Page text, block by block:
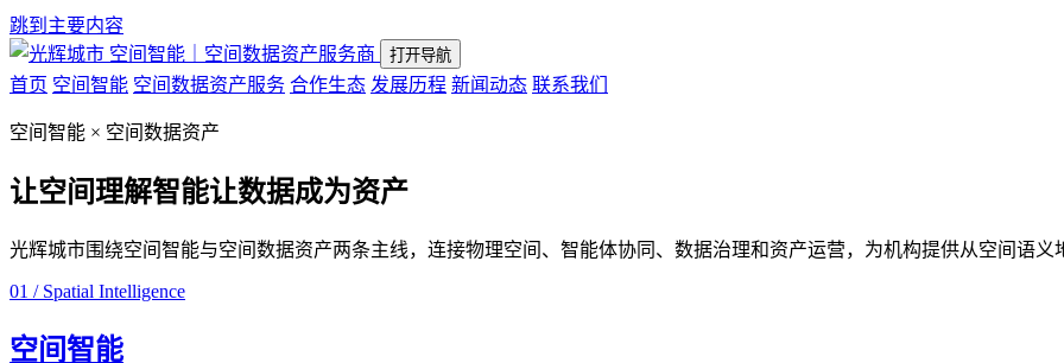
跳到主要内容
空间智能｜空间数据资产服务商
打开导航
首页 空间智能 空间数据资产服务 合作生态 发展历程 新闻动态 联系我们
空间智能 × 空间数据资产
让空间理解智能让数据成为资产
光辉城市围绕空间智能与空间数据资产两条主线，连接物理空间、智能体协同、数据治理和资产运营，为机构提供从空间语义
01 / Spatial Intelligence
空间智能